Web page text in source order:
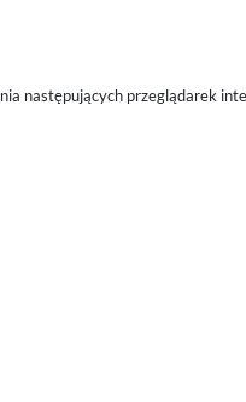
następujących przeglądarek